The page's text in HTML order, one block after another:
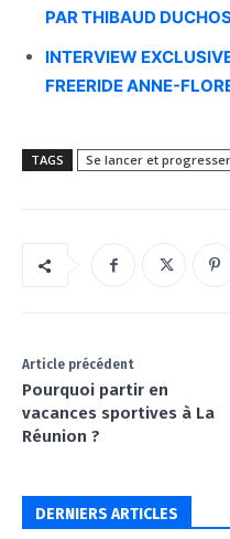
PAR THIBAUD
INTERVIEW
FREERIDE ANNE-
TAGS Se lancer et progresser
Article précédent
Pourquoi partir en
vacances sportives à La
Réunion ?
DERNIERS ARTICLES